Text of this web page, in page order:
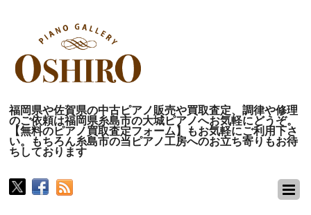
福岡県や佐賀県の中古ピアノ販売や買取査定、調律や修理
のご依頼は福岡県糸島市の大城ピアノへお気軽にどうぞ。
【無料のピアノ買取査定フォーム】もお気軽にご利用下さ
い。もちろん糸島市の当ピアノ工房へのお立ち寄りもお待
ちしております